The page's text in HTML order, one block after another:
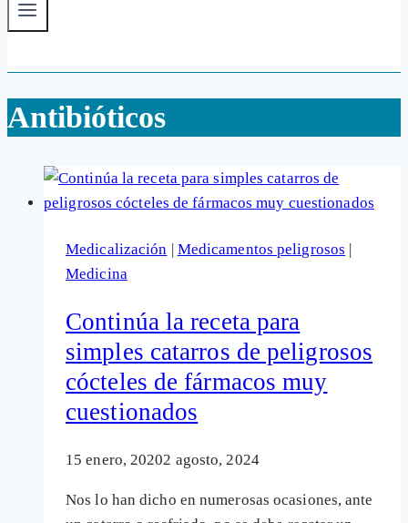
Antibióticos
Medicalización Medicamentos peligrosos
Medicina
Continúa la receta para
simples catarros de peligrosos
cócteles de fármacos muy
cuestionados
15 enero, 20202 agosto, 2024
Nos lo han dicho en numerosas ocasiones, ante